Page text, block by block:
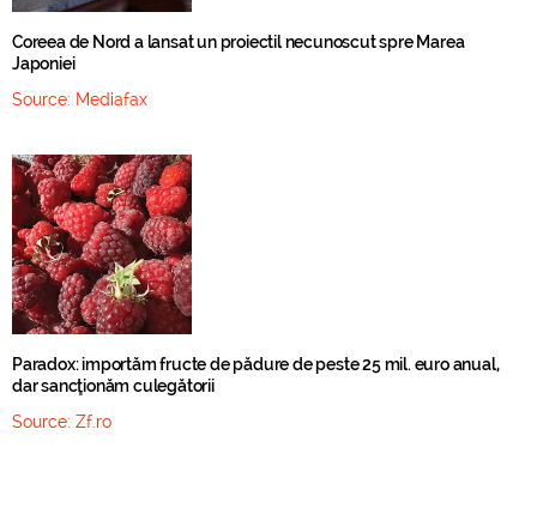
Coreea de Nord a lansat un proiectil necunoscut spre Marea
Japoniei
Source: Mediafax
Paradox: importăm fructe de pădure de peste 25 mil. euro anual,
dar sancţionăm culegătorii
Source: Zf.ro